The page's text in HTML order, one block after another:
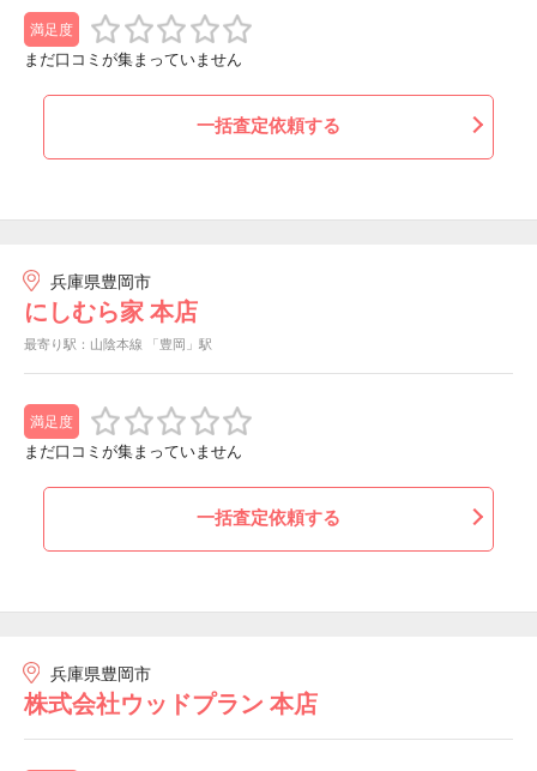
満足度
まだ口コミが集まっていません
一括査定依頼する
兵庫県豊岡市
にしむら家 本店
最寄り駅：山陰本線 「豊岡」駅
満足度
まだ口コミが集まっていません
一括査定依頼する
兵庫県豊岡市
株式会社ウッドプラン 本店